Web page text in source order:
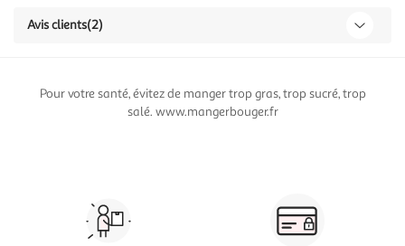
Avis clients(2)
Pour votre santé, évitez de manger trop gras, trop sucré, trop
salé. www.mangerbouger.fr